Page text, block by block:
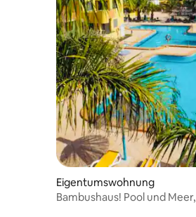
Eigentumswohnung
Bambushaus! Pool und Meer,